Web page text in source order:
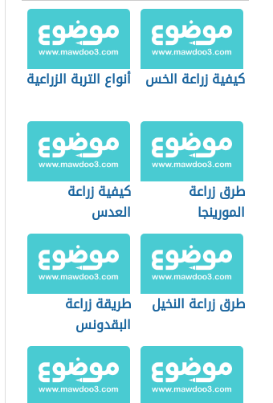
كيفية زراعة الخس أنواع التربة الزراعية
طرق زراعة
المورينجا
كيفية زراعة
العدس
طرق زراعة النخيل
طريقة زراعة
البقدونس